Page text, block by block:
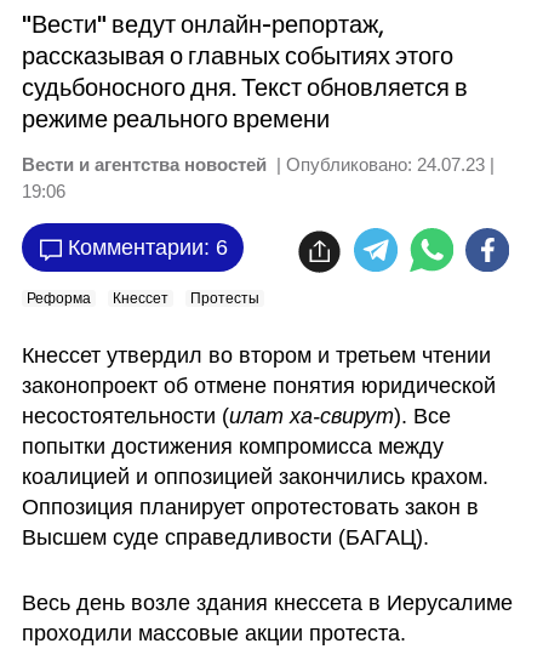
"Вести" ведут онлайн-репортаж,
рассказывая о главных событиях этого
судьбоносного дня. Текст обновляется в
режиме реального времени
Вести и агентства новостей | Опубликовано: 24.07.23 |
19:06
Комментарии: 6
Реформа Кнессет Протесты
Кнессет утвердил во втором и третьем чтении
законопроект об отмене понятия юридической
несостоятельности (илат ха-свирут). Все
попытки достижения компромисса между
коалицией и оппозицией закончились крахом.
Оппозиция планирует опротестовать закон в
Высшем суде справедливости (БАГАЦ).
Весь день возле здания кнессета в Иерусалиме
проходили массовые акции протеста.